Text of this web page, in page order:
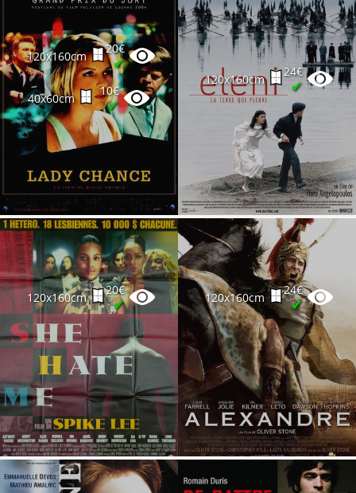
40x60cm
10€
✔
120x160cm
20€
✔
40x60cm
10€
✔
120x160cm
24€
✔
120x160cm
20€
✔ 120x160cm
24€
✔